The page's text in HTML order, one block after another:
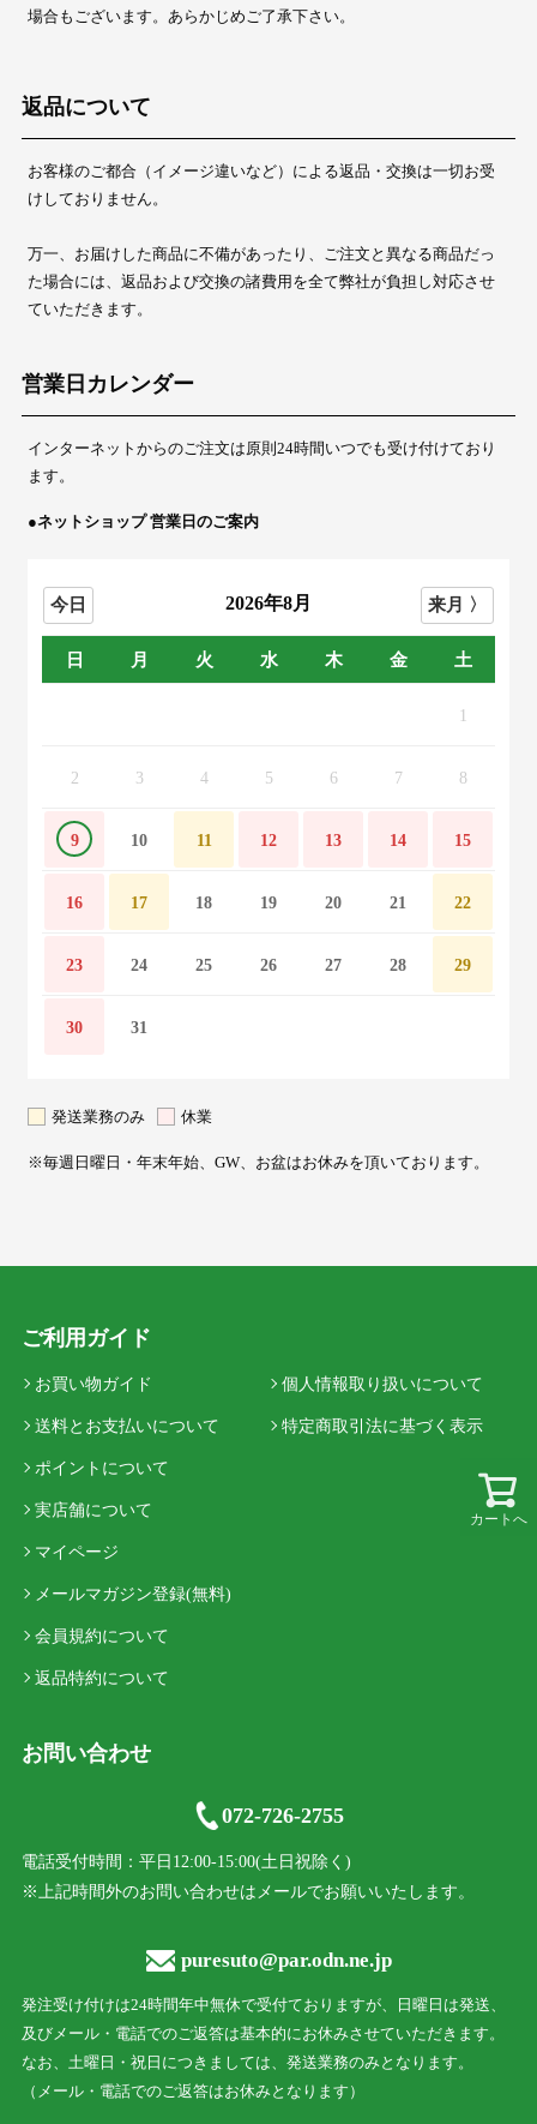
カートへ
場合もございます。あらかじめご了承下さい。
返品について
お客様のご都合（イメージ違いなど）による返品・交換は一切お受
けしておりません。
万一、お届けした商品に不備があったり、ご注文と異なる商品だっ
た場合には、返品および交換の諸費用を全て弊社が負担し対応させ
ていただきます。
営業日カレンダー
インターネットからのご注文は原則24時間いつでも受け付けており
ます。
●ネットショップ 営業日のご案内
2026年8月
日 月 火 水 木 金 土
1
2 3 4 5 6 7 8
9 10 11 12 13 14 15
16 17 18 19 20 21 22
23 24 25 26 27 28 29
30 31
発送業務のみ 休業
※毎週日曜日・年末年始、GW、お盆はお休みを頂いております。
ご利用ガイド
お買い物ガイド
送料とお支払いについて
ポイントについて
実店舗について
マイページ
メールマガジン登録(無料)
会員規約について
返品特約について
個人情報取り扱いについて
特定商取引法に基づく表示
お問い合わせ
072-726-2755
電話受付時間：平日12:00-15:00(土日祝除く)
※上記時間外のお問い合わせはメールでお願いいたします。
puresuto@par.odn.ne.jp
発注受け付けは24時間年中無休で受付ておりますが、日曜日は発送、
及びメール・電話でのご返答は基本的にお休みさせていただきます。
なお、土曜日・祝日につきましては、発送業務のみとなります。
（メール・電話でのご返答はお休みとなります）